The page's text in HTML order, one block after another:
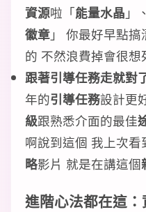
資源啦「能量水晶 」
徽章」 你最好早點
的 不然浪費掉會很想
跟著引導任務走就對
年的引導任務設計更
級跟熟悉介面的最佳
啊說到這個 我上次看
略影片 就是在講這個
進階心法都在這：